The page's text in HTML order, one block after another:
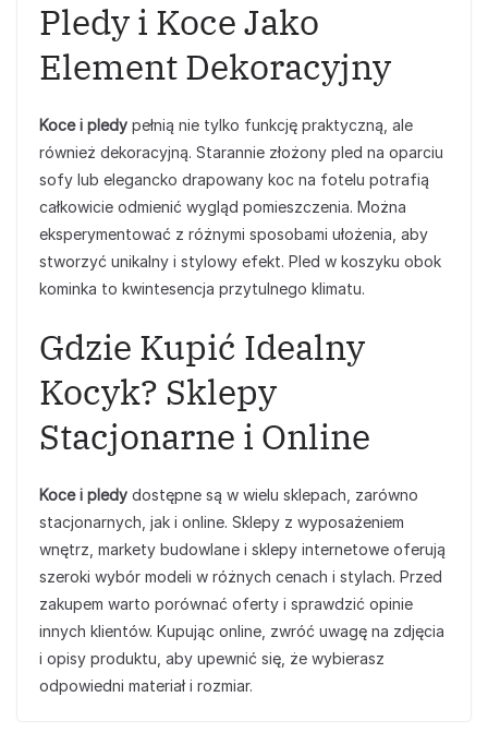
Pledy i Koce Jako
Element Dekoracyjny
Koce i pledy pełnią nie tylko funkcję praktyczną, ale
również dekoracyjną. Starannie złożony pled na oparciu
sofy lub elegancko drapowany koc na fotelu potrafią
całkowicie odmienić wygląd pomieszczenia. Można
eksperymentować z różnymi sposobami ułożenia, aby
stworzyć unikalny i stylowy efekt. Pled w koszyku obok
kominka to kwintesencja przytulnego klimatu.
Gdzie Kupić Idealny
Kocyk? Sklepy
Stacjonarne i Online
Koce i pledy dostępne są w wielu sklepach, zarówno
stacjonarnych, jak i online. Sklepy z wyposażeniem
wnętrz, markety budowlane i sklepy internetowe oferują
szeroki wybór modeli w różnych cenach i stylach. Przed
zakupem warto porównać oferty i sprawdzić opinie
innych klientów. Kupując online, zwróć uwagę na zdjęcia
i opisy produktu, aby upewnić się, że wybierasz
odpowiedni materiał i rozmiar.